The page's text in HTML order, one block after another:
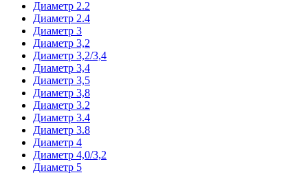
Диаметр 2.2
Диаметр 2.4
Диаметр 3
Диаметр 3,2
Диаметр 3,2/3,4
Диаметр 3,4
Диаметр 3,5
Диаметр 3,8
Диаметр 3.2
Диаметр 3.4
Диаметр 3.8
Диаметр 4
Диаметр 4,0/3,2
Диаметр 5